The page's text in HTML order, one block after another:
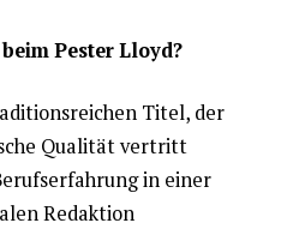
Pester Lloyd?
Titel, der
Qualität vertritt
in einer
Redaktion